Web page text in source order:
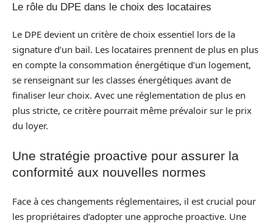
Le rôle du DPE dans le choix des locataires
Le DPE devient un critère de choix essentiel lors de la
signature d’un bail. Les locataires prennent de plus en plus
en compte la consommation énergétique d’un logement,
se renseignant sur les classes énergétiques avant de
finaliser leur choix. Avec une réglementation de plus en
plus stricte, ce critère pourrait même prévaloir sur le prix
du loyer.
Une stratégie proactive pour assurer la
conformité aux nouvelles normes
Face à ces changements réglementaires, il est crucial pour
les propriétaires d’adopter une approche proactive. Une